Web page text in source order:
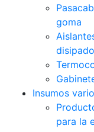
goma
Insumos
para la